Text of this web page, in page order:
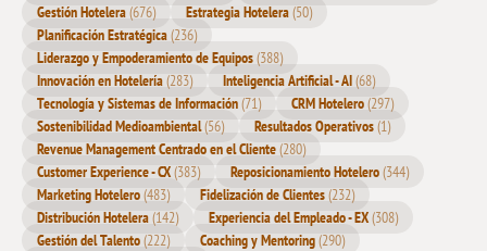
Gestión Hotelera(676) Estrategia Hotelera(50)
Planificación Estratégica(236)
Liderazgo y Empoderamiento de Equipos(388)
Innovación en Hotelería(283) Inteligencia Artificial - AI(68)
Tecnología y Sistemas de Información(71) CRM Hotelero(297)
Sostenibilidad Medioambiental(56) Resultados Operativos(1)
Revenue Management Centrado en el Cliente(280)
Customer Experience - CX(383) Reposicionamiento Hotelero(344)
Marketing Hotelero(483) Fidelización de Clientes(232)
Distribución Hotelera(142) Experiencia del Empleado - EX(308)
Gestión del Talento(222) Coaching y Mentoring(290)